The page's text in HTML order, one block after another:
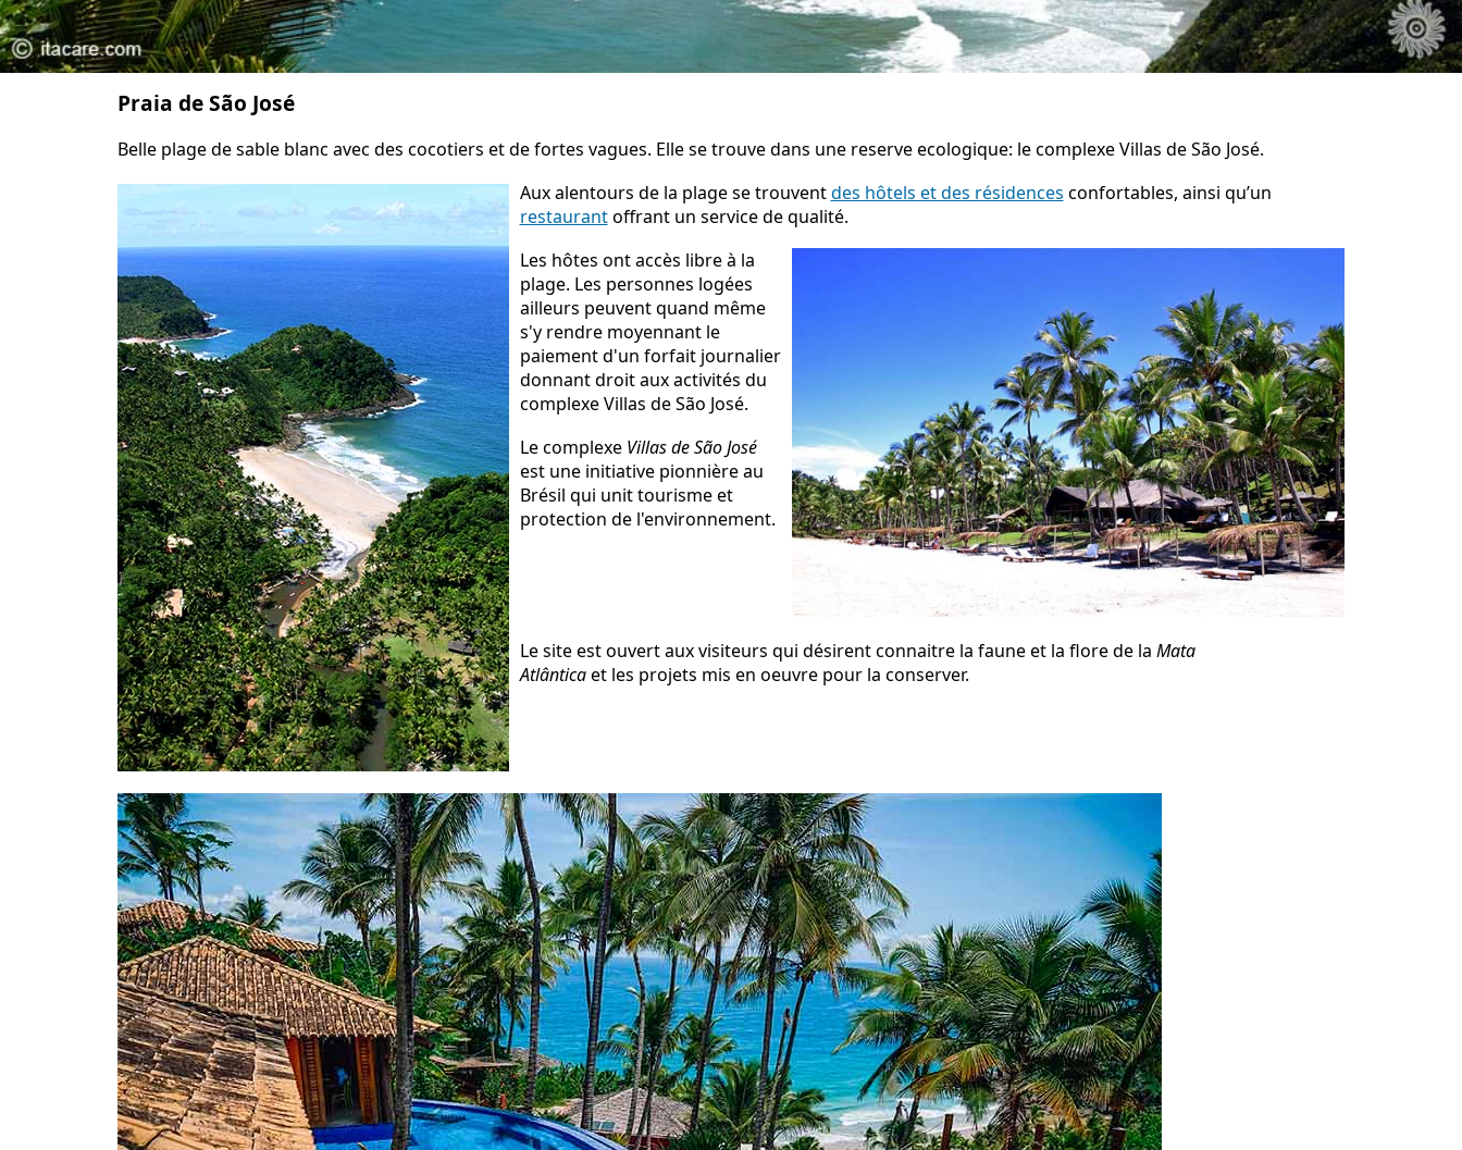
Praia de São José
Belle plage de sable blanc avec des cocotiers et de fortes vagues. Elle se trouve dans une reserve ecologique: le complexe Villas de São José.
Aux alentours de la plage se trouventdes hôtels et des résidences confortables, ainsi qu’un
restaurantoffrant un service de qualité.
Les hôtes ont accès libre à la
plage. Les personnes logées
ailleurs peuvent quand même
s'y rendre moyennant le
paiement d'un forfait journalier
donnant droit aux activités du
complexe Villas de São José.
Le complexeVillas de São José
est une initiative pionnière au
Brésil qui unit tourisme et
protection de l'environnement.
Le site est ouvert aux visiteurs qui désirent connaitre la faune et la flore de la Mata
Atlânticaet les projets mis en oeuvre pour la conserver.